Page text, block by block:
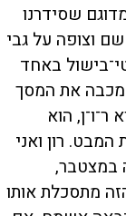
שסידרנו
וצופה על גבי
באחד
מכבה את המסך
הוא
רון ואני
במצטבר,
מתסכלת אותו